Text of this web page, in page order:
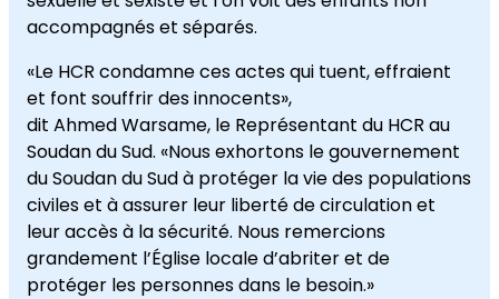
accompagnés et séparés.
«Le HCR condamne ces actes qui tuent, effraient
et font souffrir des innocents»,
dit Ahmed Warsame, le Représentant du HCR au
Soudan du Sud. «Nous exhortons le gouvernement
du Soudan du Sud à protéger la vie des populations
civiles et à assurer leur liberté de circulation et
leur accès à la sécurité. Nous remercions
grandement l’Église locale d’abriter et de
protéger les personnes dans le besoin.»